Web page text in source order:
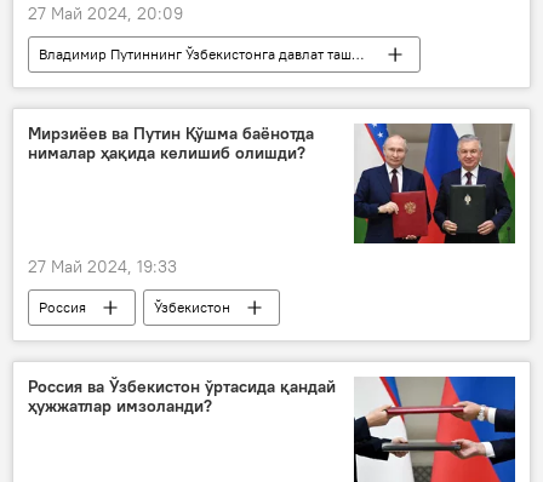
27 Май 2024, 20:09
Владимир Путиннинг Ўзбекистонга давлат ташрифи - 2024 йил
Сиёсат
Владимир Путин
Шавкат Мирзиёев
Мирзиёев ва Путин Қўшма баёнотда
нималар ҳақида келишиб олишди?
27 Май 2024, 19:33
Россия
Ўзбекистон
Владимир Путин
ташриф
Владимир Путиннинг Ўзбекистонга давлат ташрифи - 2024 йил
Россия ва Ўзбекистон ўртасида қандай
ҳужжатлар имзоланди?